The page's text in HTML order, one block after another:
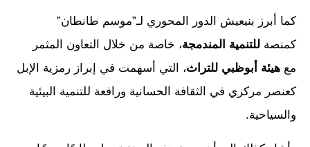
كما أبرز بنيعيش الدور المحوري لـ”موسم طانطان”
كمنصة للتنمية المندمجة، خاصة من خلال التعاون المثمر
مع هيئة أبوظبي للتراث، التي أسهمت في إبراز رمزية الإبل
كعنصر مركزي في الثقافة الحسانية ورافعة للتنمية البيئية
والسياحية.